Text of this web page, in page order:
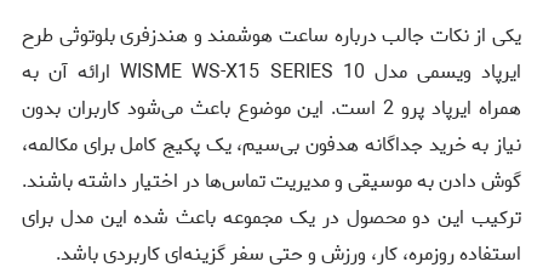
یکی از نکات جالب درباره ساعت هوشمند و هندزفری بلوتوثی طرح
ایرپاد ویسمی مدل WISME WS-X15 SERIES 10 ارائه آن به
همراه ایرپاد پرو 2 است. این موضوع باعث می‌شود کاربران بدون
نیاز به خرید جداگانه هدفون بی‌سیم، یک پکیج کامل برای مکالمه،
گوش دادن به موسیقی و مدیریت تماس‌ها در اختیار داشته باشند.
ترکیب این دو محصول در یک مجموعه باعث شده این مدل برای
استفاده روزمره، کار، ورزش و حتی سفر گزینه‌ای کاربردی باشد.